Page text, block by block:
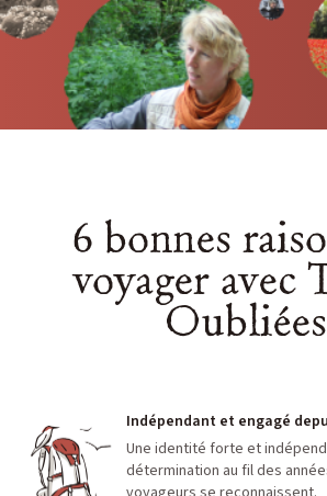
6 bonnes
voyager avec
Oubliées
Indépendant et engagé
Une identité forte et
détermination au fil des